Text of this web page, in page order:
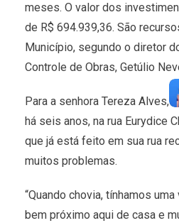
meses. O valor dos
de R$ 694.939,36. São
Município, segundo o diretor
Controle de Obras, Getúlio
Para a senhora Tereza Alves,
há seis anos, na rua Eurydice
que já está feito em sua rua
muitos problemas.
“Quando chovia, tínhamos
bem próximo aqui de casa e